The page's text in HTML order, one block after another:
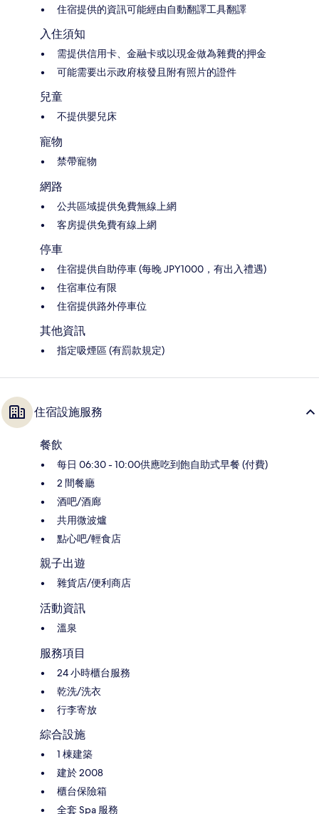
住宿提供的資訊可能經由自動翻譯工具翻譯
入住須知
需提供信用卡、金融卡或以現金做為雜費的押金
可能需要出示政府核發且附有照片的證件
兒童
不提供嬰兒床
寵物
禁帶寵物
網路
公共區域提供免費無線上網
客房提供免費有線上網
停車
住宿提供自助停車 (每晚 JPY1000，有出入禮遇)
住宿車位有限
住宿提供路外停車位
其他資訊
指定吸煙區 (有罰款規定)
住宿設施服務
餐飲
每日 06:30 - 10:00供應吃到飽自助式早餐 (付費)
2 間餐廳
酒吧/酒廊
共用微波爐
點心吧/輕食店
親子出遊
雜貨店/便利商店
活動資訊
溫泉
服務項目
24 小時櫃台服務
乾洗/洗衣
行李寄放
綜合設施
1 棟建築
建於 2008
櫃台保險箱
全套 Spa 服務